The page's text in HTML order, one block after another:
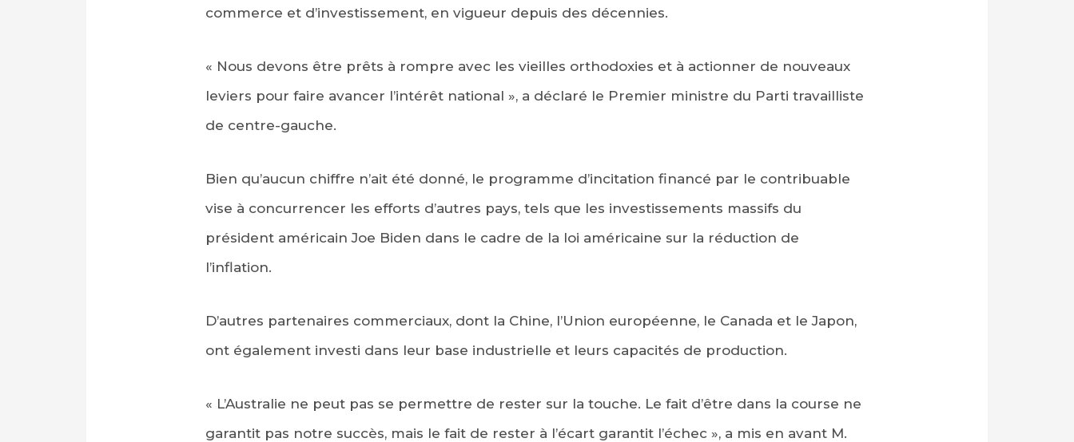
commerce et d’investissement, en vigueur depuis des décennies.
« Nous devons être prêts à rompre avec les vieilles orthodoxies et à actionner de nouveaux
leviers pour faire avancer l’intérêt national », a déclaré le Premier ministre du Parti travailliste
de centre-gauche.
Bien qu’aucun chiffre n’ait été donné, le programme d’incitation financé par le contribuable
vise à concurrencer les efforts d’autres pays, tels que les investissements massifs du
président américain Joe Biden dans le cadre de la loi américaine sur la réduction de
l’inflation.
D’autres partenaires commerciaux, dont la Chine, l’Union européenne, le Canada et le Japon,
ont également investi dans leur base industrielle et leurs capacités de production.
« L’Australie ne peut pas se permettre de rester sur la touche. Le fait d’être dans la course ne
garantit pas notre succès, mais le fait de rester à l’écart garantit l’échec », a mis en avant M.